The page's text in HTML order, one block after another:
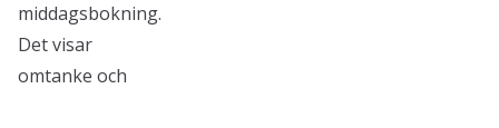
middagsbokning.
Det visar
omtanke och